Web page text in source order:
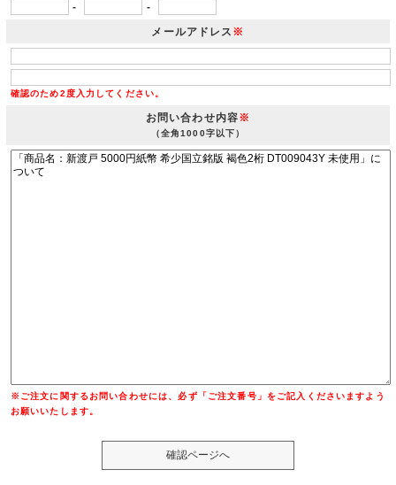
- -
メールアドレス ※
確認のため2度入力してください。
お問い合わせ内容※
（全角1000字以下）
※ご注文に関するお問い合わせには、必ず「ご注文番号」をご記入くださいますよう
お願いいたします。